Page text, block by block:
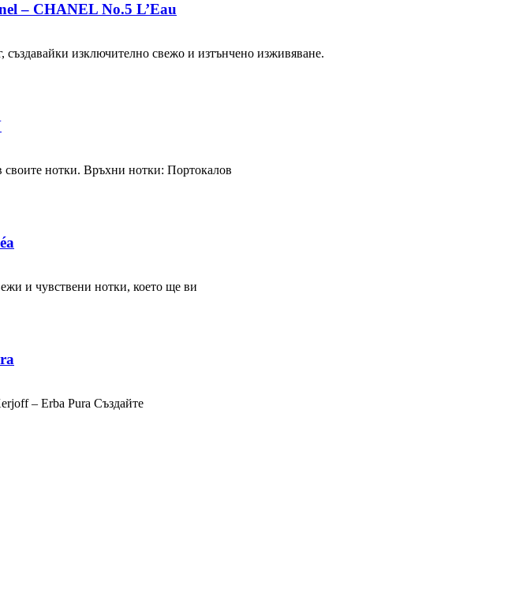
– CHANEL No.5 L’Eau
изключително свежо и изтънчено изживяване.
своите нотки. Връхни нотки: Портокалов
и чувствени нотки, което ще ви
– Erba Pura Създайте